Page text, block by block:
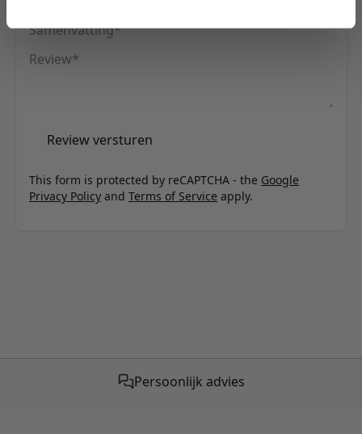
Samenvatting
Review
Review versturen
This form is protected by reCAPTCHA - the Google
Privacy Policy and Terms of Service apply.
Persoonlijk advies
Gratis verzending vanaf €50,-